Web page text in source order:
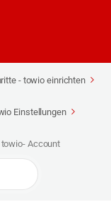
- towio einrichten
Einstellungen
Account